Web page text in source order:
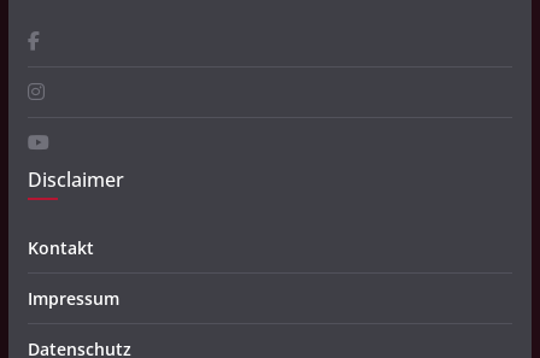
Disclaimer
Kontakt
Impressum
Datenschutz